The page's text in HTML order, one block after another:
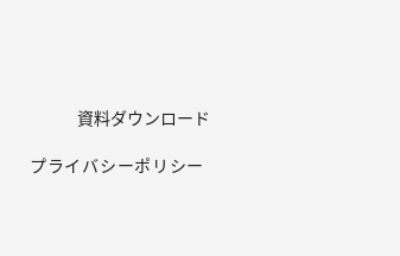
資料ダウンロード
プライバシーポリシー